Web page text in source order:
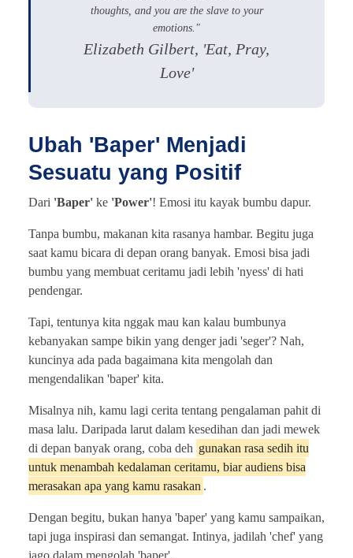
thoughts, and you are the slave to your
emotions."
Elizabeth Gilbert, 'Eat, Pray,
Love'
Ubah 'Baper' Menjadi
Sesuatu yang Positif
Dari 'Baper' ke 'Power'! Emosi itu kayak bumbu dapur.
Tanpa bumbu, makanan kita rasanya hambar. Begitu juga
saat kamu bicara di depan orang banyak. Emosi bisa jadi
bumbu yang membuat ceritamu jadi lebih 'nyess' di hati
pendengar.
Tapi, tentunya kita nggak mau kan kalau bumbunya
kebanyakan sampe bikin yang denger jadi 'seger'? Nah,
kuncinya ada pada bagaimana kita mengolah dan
mengendalikan 'baper' kita.
Misalnya nih, kamu lagi cerita tentang pengalaman pahit di
masa lalu. Daripada larut dalam kesedihan dan jadi mewek
di depan banyak orang, coba deh gunakan rasa sedih itu
untuk menambah kedalaman ceritamu, biar audiens bisa
merasakan apa yang kamu rasakan .
Dengan begitu, bukan hanya 'baper' yang kamu sampaikan,
tapi juga inspirasi dan semangat. Intinya, jadilah 'chef' yang
jago dalam mengolah 'baper'.